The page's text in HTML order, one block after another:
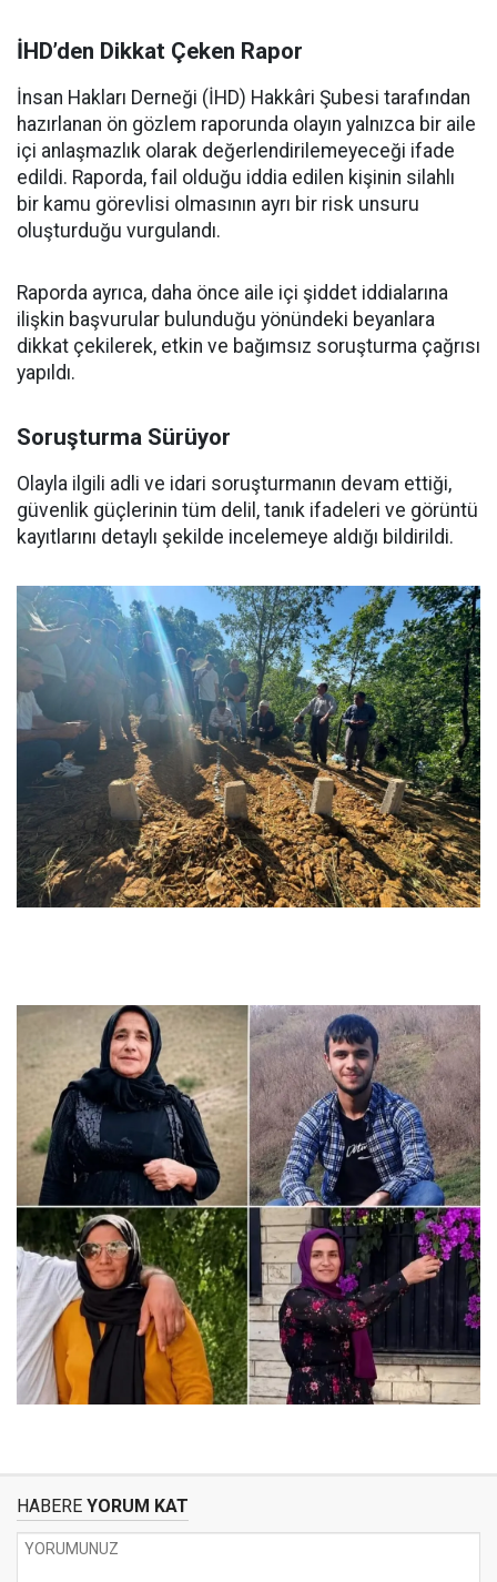
İHD’den Dikkat Çeken Rapor
İnsan Hakları Derneği (İHD) Hakkâri Şubesi tarafından
hazırlanan ön gözlem raporunda olayın yalnızca bir aile
içi anlaşmazlık olarak değerlendirilemeyeceği ifade
edildi. Raporda, fail olduğu iddia edilen kişinin silahlı
bir kamu görevlisi olmasının ayrı bir risk unsuru
oluşturduğu vurgulandı.
Raporda ayrıca, daha önce aile içi şiddet iddialarına
ilişkin başvurular bulunduğu yönündeki beyanlara
dikkat çekilerek, etkin ve bağımsız soruşturma çağrısı
yapıldı.
Soruşturma Sürüyor
Olayla ilgili adli ve idari soruşturmanın devam ettiği,
güvenlik güçlerinin tüm delil, tanık ifadeleri ve görüntü
kayıtlarını detaylı şekilde incelemeye aldığı bildirildi.
HABERE YORUM KAT